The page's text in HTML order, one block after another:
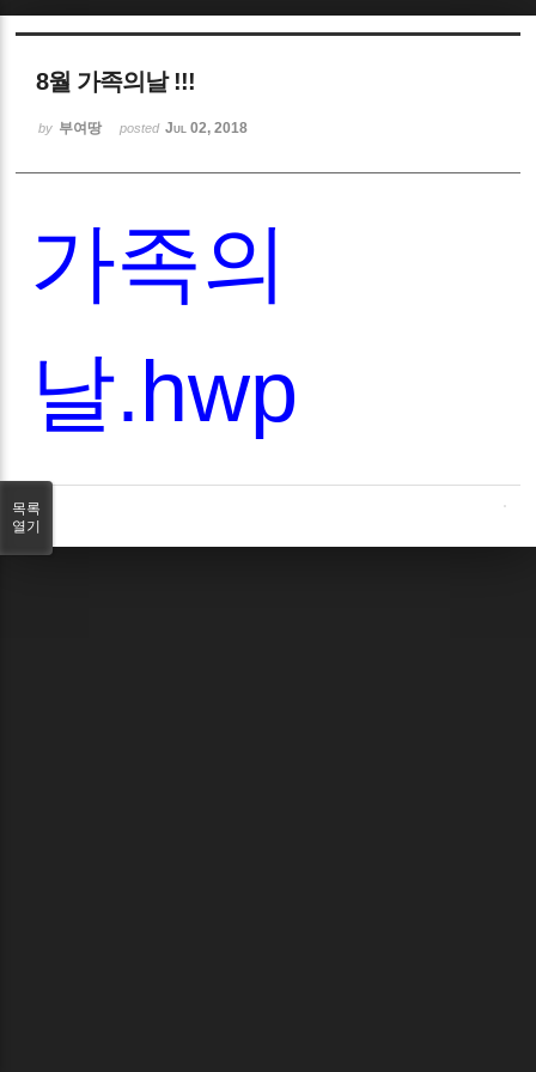
8월 가족의날 !!!
by 부여땅 posted Jul 02, 2018
가족의
날.hwp
목록
열기
Sketchbook5, 스케치북5
Sketchbook5, 스케치북5